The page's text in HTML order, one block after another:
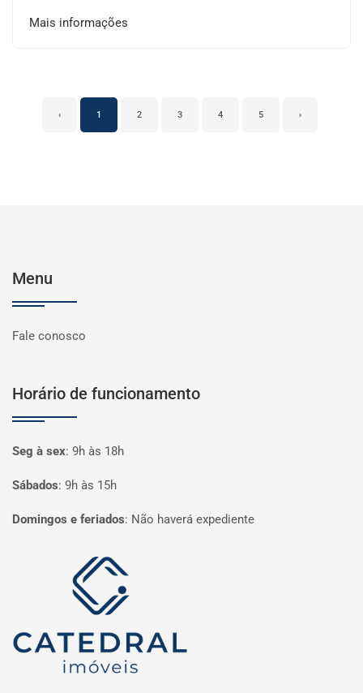
Mais informações
‹ 1 2 3 4 5 ›
Menu
Fale conosco
Horário de funcionamento
Seg à sex: 9h às 18h
Sábados: 9h às 15h
Domingos e feriados: Não haverá expediente
Página inicial